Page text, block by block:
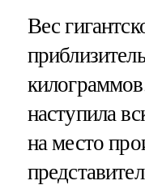
Вес
наступила
на место